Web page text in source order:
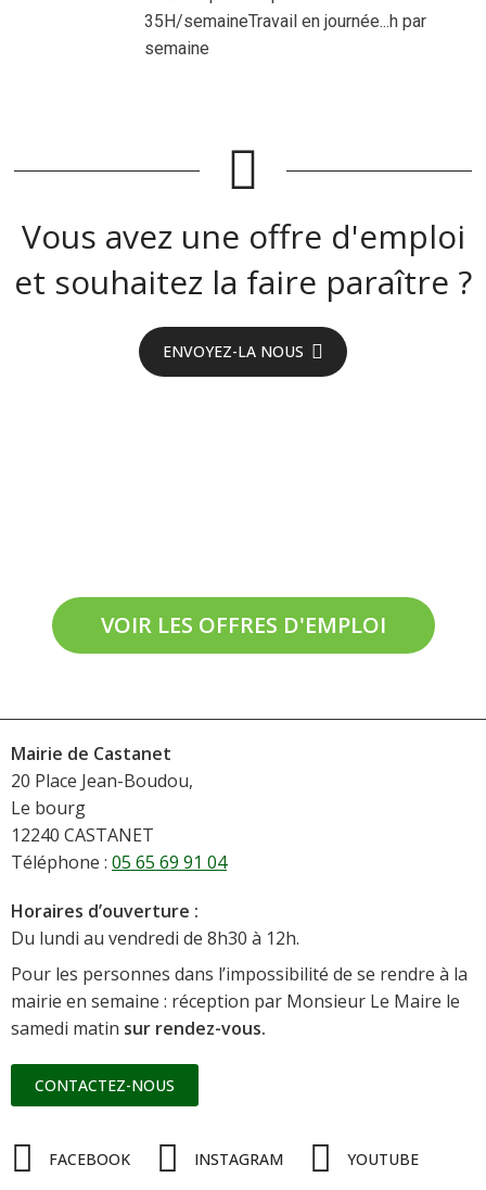
35H/semaineTravail en journée...h par
semaine
Vous avez une offre d'emploi
et souhaitez la faire paraître ?
ENVOYEZ-LA NOUS
VOIR LES OFFRES D'EMPLOI
Mairie de Castanet
20 Place Jean-Boudou,
Le bourg
12240 CASTANET
Téléphone : 05 65 69 91 04
Horaires d’ouverture :
Du lundi au vendredi de 8h30 à 12h.
Pour les personnes dans l’impossibilité de se rendre à la
mairie en semaine : réception par Monsieur Le Maire le
samedi matin sur rendez-vous.
CONTACTEZ-NOUS
FACEBOOK INSTAGRAM YOUTUBE